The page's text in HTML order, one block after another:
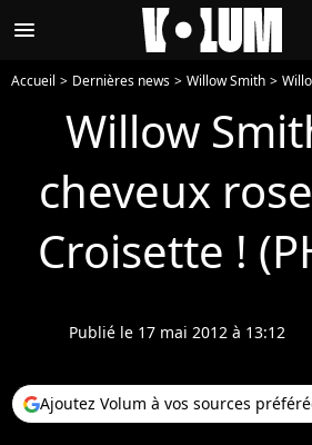
menu
Accueil Dernières news Willow Smith Willow
Willow
cheveux
Croisette !
Publié le 17 mai 2012 à 13:12
Ajoutez Volum à vos sources